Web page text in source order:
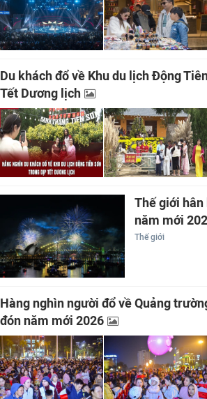
Du khách đổ về Khu du lịch Động
Tết Dương lịch
Thế giới hân
năm mới
Thế giới
Hàng nghìn người đổ về Quảng
đón năm mới 2026